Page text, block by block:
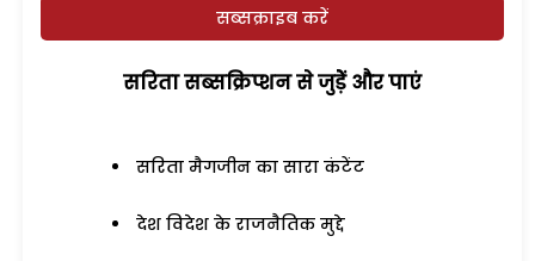
सब्सक्राइब करें
सरिता सब्सक्रिप्शन से जुड़ेें और पाएं
सरिता मैगजीन का सारा कंटेंट
देश विदेश के राजनैतिक मुद्दे